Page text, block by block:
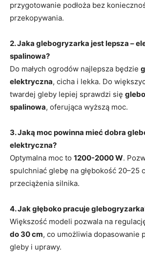
przygotowanie podłoża bez
przekopywania.
2. Jaka glebogryzarka jest lepsza –
spalinowa?
Do małych ogrodów najlepsza będzie
elektryczna, cicha i lekka. Do
twardej gleby lepiej sprawdzi się
spalinowa, oferująca wyższą moc.
3. Jaką moc powinna mieć dobra
elektryczna?
Optymalna moc to 1200-2000 W.
spulchniać glebę na głębokość 20–25
przeciążenia silnika.
4. Jak głęboko pracuje
Większość modeli pozwala na
do 30 cm, co umożliwia dopasowanie
gleby i uprawy.